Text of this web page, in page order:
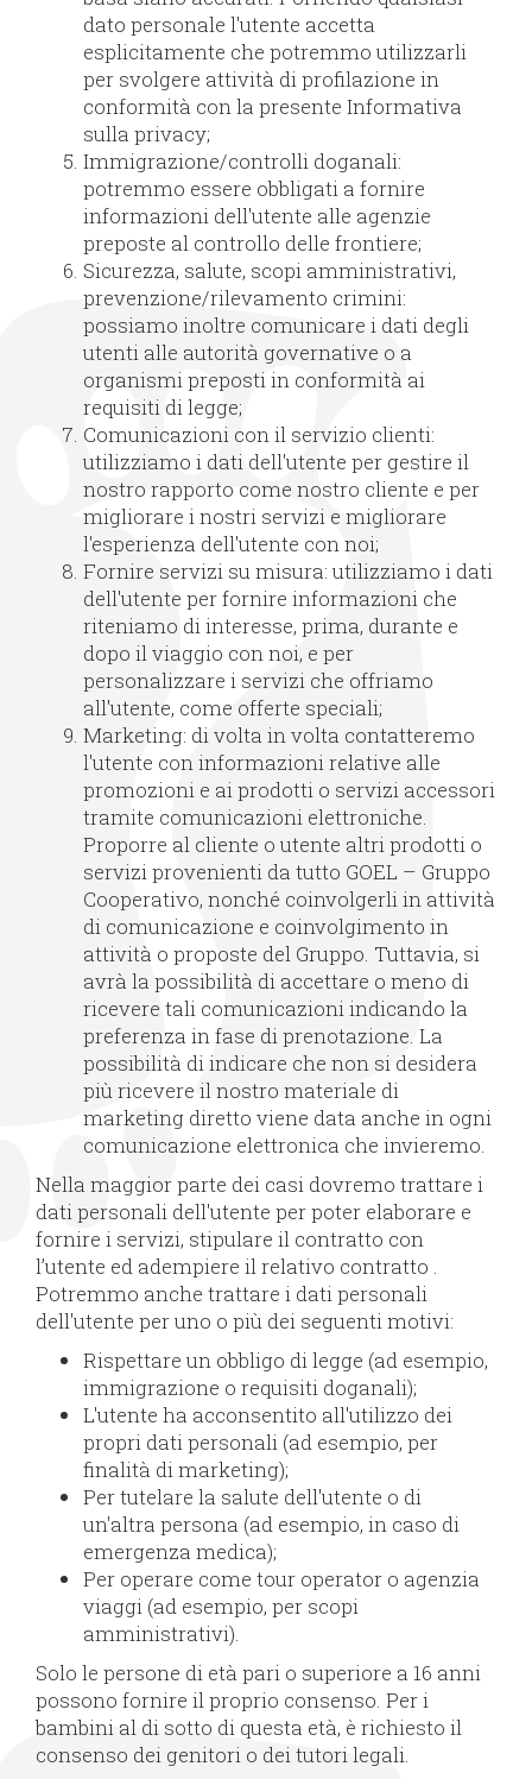
dato personale l'utente accetta
esplicitamente che potremmo utilizzarli
per svolgere attività di profilazione in
conformità con la presente Informativa
sulla privacy;
Immigrazione/controlli doganali:
potremmo essere obbligati a fornire
informazioni dell'utente alle agenzie
preposte al controllo delle frontiere;
Sicurezza, salute, scopi amministrativi,
prevenzione/rilevamento crimini:
possiamo inoltre comunicare i dati degli
utenti alle autorità governative o a
organismi preposti in conformità ai
requisiti di legge;
Comunicazioni con il servizio clienti:
utilizziamo i dati dell'utente per gestire il
nostro rapporto come nostro cliente e per
migliorare i nostri servizi e migliorare
l'esperienza dell'utente con noi;
Fornire servizi su misura: utilizziamo i dati
dell'utente per fornire informazioni che
riteniamo di interesse, prima, durante e
dopo il viaggio con noi, e per
personalizzare i servizi che offriamo
all'utente, come offerte speciali;
Marketing: di volta in volta contatteremo
l'utente con informazioni relative alle
promozioni e ai prodotti o servizi accessori
tramite comunicazioni elettroniche.
Proporre al cliente o utente altri prodotti o
servizi provenienti da tutto GOEL – Gruppo
Cooperativo, nonché coinvolgerli in attività
di comunicazione e coinvolgimento in
attività o proposte del Gruppo. Tuttavia, si
avrà la possibilità di accettare o meno di
ricevere tali comunicazioni indicando la
preferenza in fase di prenotazione. La
possibilità di indicare che non si desidera
più ricevere il nostro materiale di
marketing diretto viene data anche in ogni
comunicazione elettronica che invieremo.
Nella maggior parte dei casi dovremo trattare i
dati personali dell'utente per poter elaborare e
fornire i servizi, stipulare il contratto con
l’utente ed adempiere il relativo contratto .
Potremmo anche trattare i dati personali
dell'utente per uno o più dei seguenti motivi:
Rispettare un obbligo di legge (ad esempio,
immigrazione o requisiti doganali);
L'utente ha acconsentito all'utilizzo dei
propri dati personali (ad esempio, per
finalità di marketing);
Per tutelare la salute dell'utente o di
un'altra persona (ad esempio, in caso di
emergenza medica);
Per operare come tour operator o agenzia
viaggi (ad esempio, per scopi
amministrativi).
Solo le persone di età pari o superiore a 16 anni
possono fornire il proprio consenso. Per i
bambini al di sotto di questa età, è richiesto il
consenso dei genitori o dei tutori legali.